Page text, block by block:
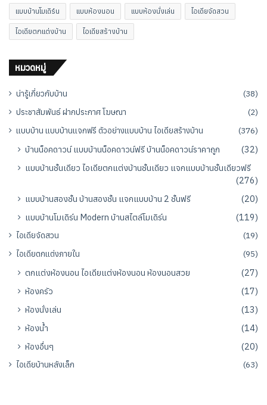
แบบบ้านโมเดิร์น แบบห้องนอน แบบห้องนั่งเล่น ไอเดียจัดสวน
ไอเดียตกแต่งบ้าน ไอเดียสร้างบ้าน
หมวดหมู่
น่ารู้เกี่ยวกับบ้าน
(38)
ประชาสัมพันธ์ ฝากประกาศ โฆษณา
(2)
แบบบ้าน แบบบ้านแจกฟรี ตัวอย่างแบบบ้าน ไอเดียสร้างบ้าน
(376)
บ้านน็อคดาวน์ แบบบ้านน็อคดาวน์ฟรี บ้านน็อคดาวน์ราคาถูก
(32)
แบบบ้านชั้นเดียว ไอเดียตกแต่งบ้านชั้นเดียว แจกแบบบ้านชั้นเดียวฟรี
(276)
แบบบ้านสองชั้น บ้านสองชั้น แจกแบบบ้าน 2 ชั้นฟรี
(20)
แบบบ้านโมเดิร์น Modern บ้านสไตล์โมเดิร์น
(119)
ไอเดียจัดสวน
(19)
ไอเดียตกแต่งภายใน
(95)
ตกแต่งห้องนอน ไอเดียแต่งห้องนอน ห้องนอนสวย
(27)
ห้องครัว
(17)
ห้องนั่งเล่น
(13)
ห้องน้ำ
(14)
ห้องอื่นๆ
(20)
ไอเดียบ้านหลังเล็ก (63)